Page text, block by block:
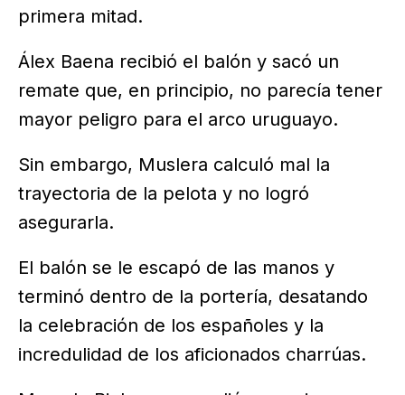
primera mitad.
Álex Baena recibió el balón y sacó un
remate que, en principio, no parecía tener
mayor peligro para el arco uruguayo.
Sin embargo, Muslera calculó mal la
trayectoria de la pelota y no logró
asegurarla.
El balón se le escapó de las manos y
terminó dentro de la portería, desatando
la celebración de los españoles y la
incredulidad de los aficionados charrúas.